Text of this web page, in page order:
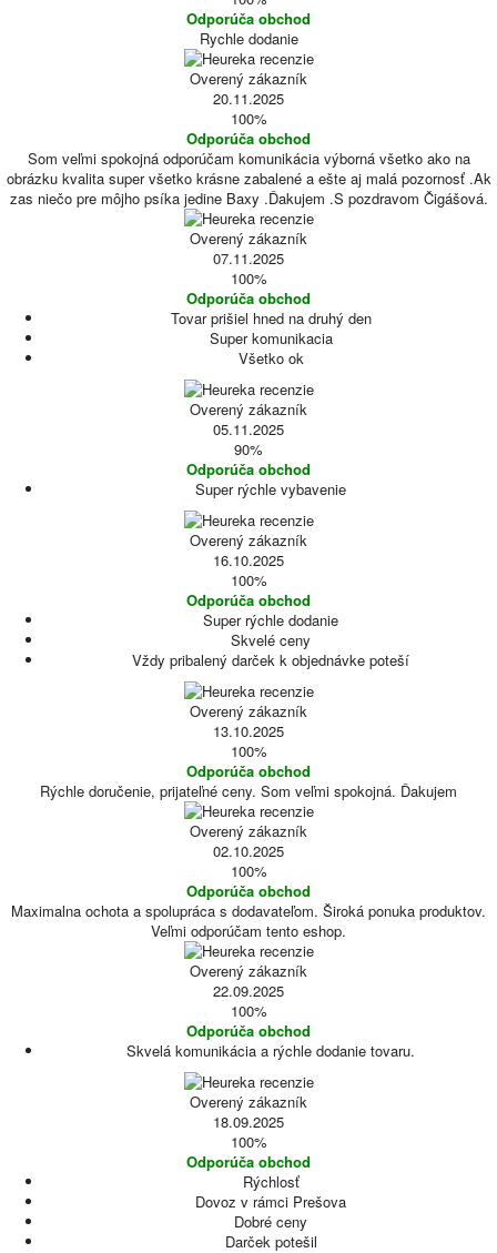
Odporúča obchod
Rychle dodanie
Overený zákazník
20.11.2025
100%
Odporúča obchod
Som veľmi spokojná odporúčam komunikácia výborná všetko ako na
obrázku kvalita super všetko krásne zabalené a ešte aj malá pozornosť .Ak
zas niečo pre môjho psíka jedine Baxy .Ďakujem .S pozdravom Čigášová.
Overený zákazník
07.11.2025
100%
Odporúča obchod
Tovar prišiel hned na druhý den
Super komunikacia
Všetko ok
Overený zákazník
05.11.2025
90%
Odporúča obchod
Super rýchle vybavenie
Overený zákazník
16.10.2025
100%
Odporúča obchod
Super rýchle dodanie
Skvelé ceny
Vždy pribalený darček k objednávke poteší
Overený zákazník
13.10.2025
100%
Odporúča obchod
Rýchle doručenie, prijateľné ceny. Som veľmi spokojná. Ďakujem
Overený zákazník
02.10.2025
100%
Odporúča obchod
Maximalna ochota a spolupráca s dodavateľom. Široká ponuka produktov.
Veľmi odporúčam tento eshop.
Overený zákazník
22.09.2025
100%
Odporúča obchod
Skvelá komunikácia a rýchle dodanie tovaru.
Overený zákazník
18.09.2025
100%
Odporúča obchod
Rýchlosť
Dovoz v rámci Prešova
Dobré ceny
Darček potešil